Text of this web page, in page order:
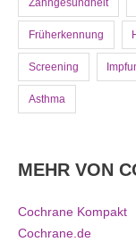
Früherkennung
Screening
Asthma
MEHR VON
Cochrane Kompakt
Cochrane.de